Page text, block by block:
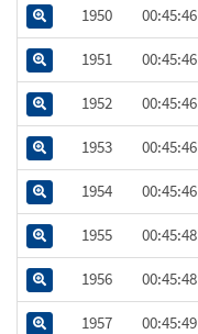
1950 00:45:46
1951 00:45:46
1952 00:45:46
1953 00:45:46
1954 00:45:46
1955 00:45:48
1956 00:45:48
1957 00:45:49